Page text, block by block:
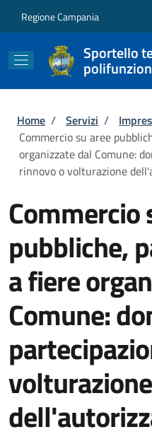
Regione Campania
Sportello
Briciole di
Home / Servizi /
Commercio su aree
organizzate dal Comune:
rinnovo o volturazione
Commercio
pubbliche,
a fiere
Comune:
volturazione